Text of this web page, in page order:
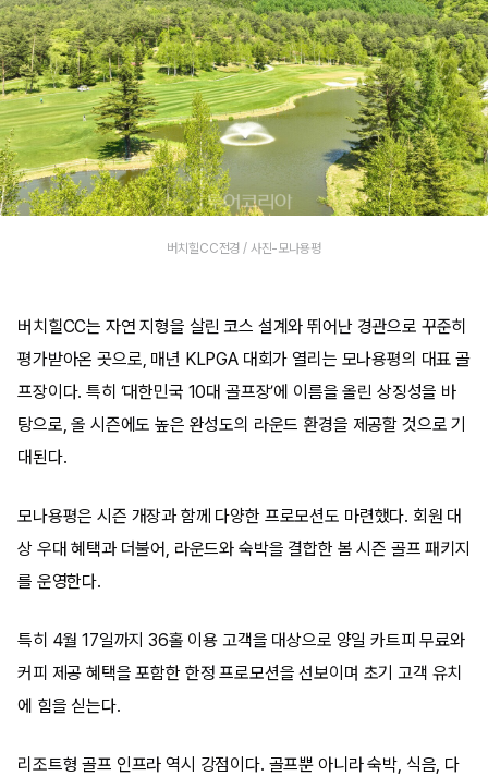
버치힐CC전경 / 사진-모나용평
버치힐CC는 자연 지형을 살린 코스 설계와 뛰어난 경관으로 꾸준히
평가받아온 곳으로, 매년 KLPGA 대회가 열리는 모나용평의 대표 골
프장이다. 특히 ‘대한민국 10대 골프장’에 이름을 올린 상징성을 바
탕으로, 올 시즌에도 높은 완성도의 라운드 환경을 제공할 것으로 기
대된다.
모나용평은 시즌 개장과 함께 다양한 프로모션도 마련했다. 회원 대
상 우대 혜택과 더불어, 라운드와 숙박을 결합한 봄 시즌 골프 패키지
를 운영한다.
특히 4월 17일까지 36홀 이용 고객을 대상으로 양일 카트피 무료와
커피 제공 혜택을 포함한 한정 프로모션을 선보이며 초기 고객 유치
에 힘을 싣는다.
리조트형 골프 인프라 역시 강점이다. 골프뿐 아니라 숙박, 식음, 다